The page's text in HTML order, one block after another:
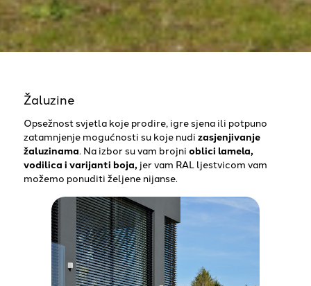
Žaluzine
Opsežnost svjetla koje prodire, igre sjena ili potpuno
zatamnjenje mogućnosti su koje nudi zasjenjivanje
žaluzinama. Na izbor su vam brojni oblici lamela,
vodilica i varijanti boja, jer vam RAL ljestvicom vam
možemo ponuditi željene nijanse.